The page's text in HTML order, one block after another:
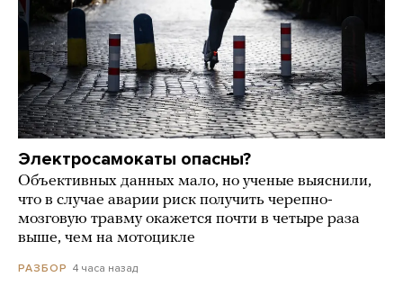
Электросамокаты опасны?
Объективных данных мало, но ученые выяснили,
что в случае аварии риск получить черепно-
мозговую травму окажется почти в четыре раза
выше, чем на мотоцикле
РАЗБОР 4 часа назад